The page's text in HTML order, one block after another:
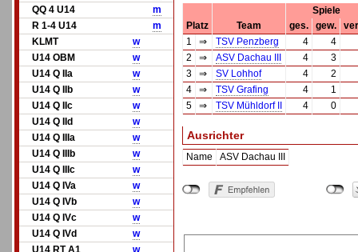
QQ 4 U14
m
R 1-4 U14
m
KLMT
w
U14 OBM
w
U14 Q IIa
w
U14 Q IIb
w
U14 Q IIc
w
U14 Q IId
w
U14 Q IIIa
w
U14 Q IIIb
w
U14 Q IIIc
w
U14 Q IVa
w
U14 Q IVb
w
U14 Q IVc
w
U14 Q IVd
w
U14 RT A1
w
Spiele
Platz
Team ges. gew.
1
⇒ TSV Penzberg 4
4
2
⇒ ASV Dachau III 4
3
3
⇒ SV Lohhof 4
2
4
⇒ TSV Grafing 4
1
5
⇒ TSV Mühldorf II 4 0
Ausrichter
Name ASV Dachau III